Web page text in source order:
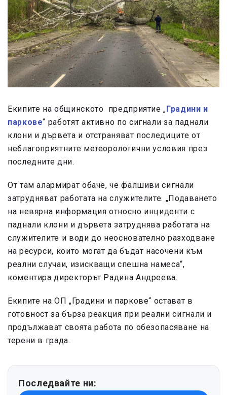
Екипите на общинското предприятие „Градини и
паркове“ работят активно по сигнали за паднали
клони и дървета и отстраняват последиците от
неблагоприятните метеорологични условия през
последните дни.
От там алармират обаче, че фалшиви сигнали
затрудняват работата на служителите. „Подаването
на невярна информация относно инциденти с
паднали клони и дървета затруднява работата на
служителите и води до неоснователно разходване
на ресурси, които могат да бъдат насочени към
реални случаи, изискващи спешна намеса“,
коментира директорът Радина Андреева.
Екипите на ОП „Градини и паркове“ остават в
готовност за бърза реакция при реални сигнали и
продължават своята работа по обезопасяване на
терени в града.
Последвайте ни: